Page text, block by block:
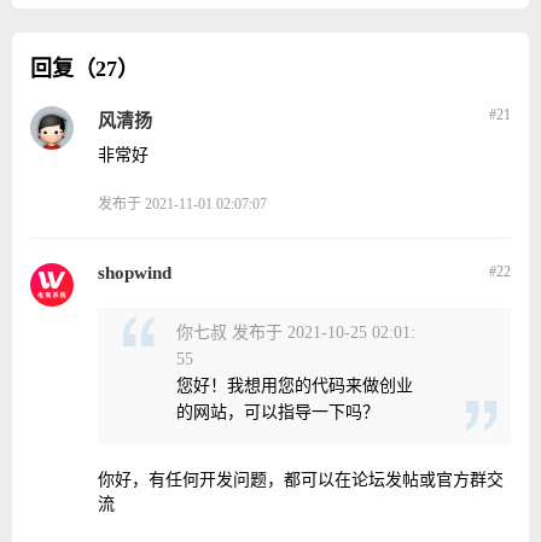
回复（27）
#21
风清扬
非常好
发布于 2021-11-01 02:07:07
#22
shopwind
你七叔 发布于 2021-10-25 02:01:
55
您好！我想用您的代码来做创业
的网站，可以指导一下吗？
你好，有任何开发问题，都可以在论坛发帖或官方群交
流